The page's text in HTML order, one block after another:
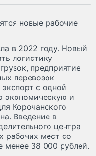
новые рабочие
в 2022 году. Новый
логистику
предприятие
перевозок
с одной
экономическую и
Корочанского
Введение в
центра
рабочих мест со
менее 38 000 рублей.